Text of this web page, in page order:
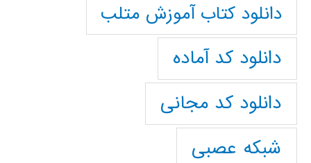
دانلود کتاب آموزش متلب
دانلود کد آماده
دانلود کد مجانی
شبکه عصبی